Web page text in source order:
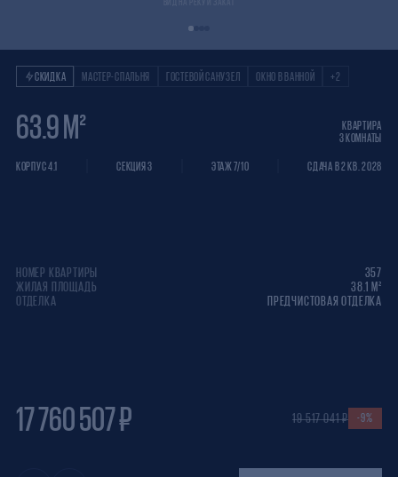
СКИДКА МАСТЕР-СПАЛЬНЯ ГОСТЕВОЙ САНУЗЕЛ ОКНО В ВАННОЙ +2
Квартира 3
63.9 М²
КВАРТИРА
3 КОМНАТЫ
КОРПУС 4.1 СЕКЦИЯ 3 ЭТАЖ 7/10 СДАЧА В 2 КВ. 2028
НОМЕР КВАРТИРЫ
357
ЖИЛАЯ ПЛОЩАДЬ
38.1 М²
ОТДЕЛКА
ПРЕДЧИСТОВАЯ ОТДЕЛКА
17 760 507 ₽ 19 517 041 ₽ -9%